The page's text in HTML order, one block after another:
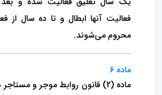
فعالیت آنها ابطال و تا ده سال از
محروم می‌شوند.
ماده 6